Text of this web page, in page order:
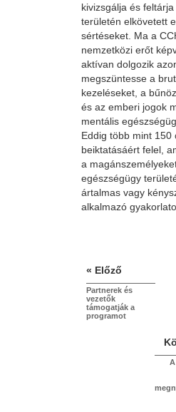
kivizsgálja és
területén elkövetett
sértéseket. Ma a
nemzetközi erőt
aktívan dolgozik
megszüntesse a
kezeléseket, a
és az emberi jogok
mentális
Eddig több mint 150
beiktatásáért felel,
a
egészségügy
ártalmas vagy
alkalmazó
« Előző
Partnerek és
vezetők
támogatják a
programot